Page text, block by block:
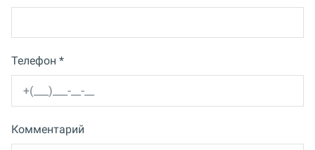
Телефон *
Комментарий